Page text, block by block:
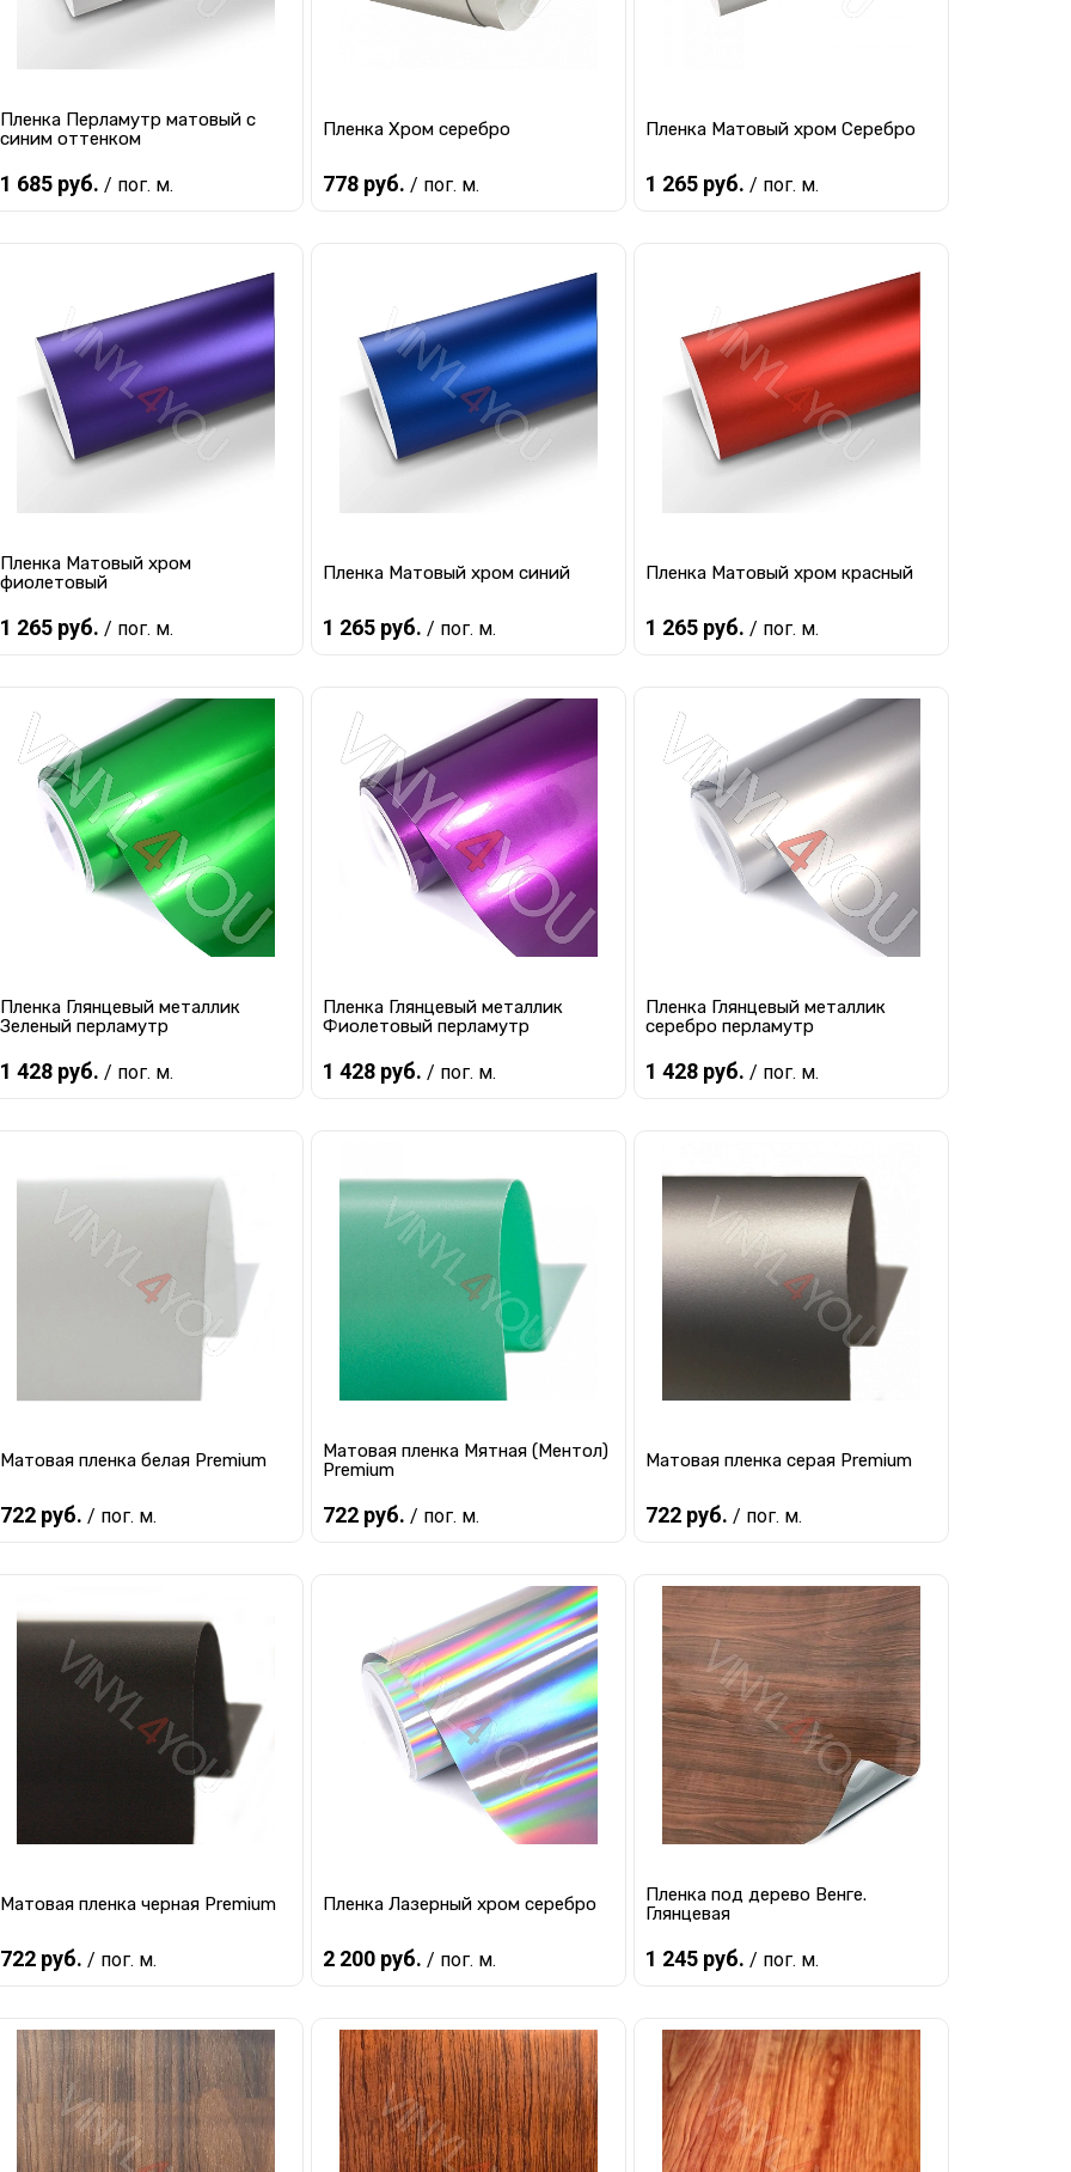
Пленка Перламутр матовый с
синим оттенком
1 685 руб. / пог. м.
Купить в 1 клик К сравнению
В избранное В наличии
Пленка Хром серебро
778 руб. / пог. м.
Купить в 1 клик К сравнению
В избранное В наличии
Пленка Матовый хром Серебро
1 265 руб. / пог. м.
Купить в 1 клик К сравнению
В избранное В наличии
Пленка Матовый хром
фиолетовый
1 265 руб. / пог. м.
В корзину
Купить в 1 клик К сравнению
В избранное В наличии
Пленка Матовый хром синий
1 265 руб. / пог. м.
В корзину
Купить в 1 клик К сравнению
В избранное В наличии
Пленка Матовый хром красный
1 265 руб. / пог. м.
В корзину
Купить в 1 клик К сравнению
В избранное В наличии
Пленка Глянцевый металлик
Зеленый перламутр
1 428 руб. / пог. м.
Купить в 1 клик
В избранное В наличии
Пленка Глянцевый металлик
Фиолетовый перламутр
1 428 руб. / пог. м.
Купить в 1 клик К сравнению
В избранное В наличии
Пленка Глянцевый металлик
серебро перламутр
1 428 руб. / пог. м.
Купить в 1 клик К сравнению
В избранное В наличии
Матовая пленка белая Premium
722 руб. / пог. м.
Купить в 1 клик К сравнению
В избранное В наличии
Матовая пленка Мятная (Ментол)
Premium
722 руб. / пог. м.
В корзину
Купить в 1 клик К сравнению
В избранное В наличии
Матовая пленка серая Premium
722 руб. / пог. м.
В корзину
Купить в 1 клик К сравнению
В избранное В наличии
Матовая пленка черная Premium
722 руб. / пог. м.
В корзину
Купить в 1 клик К сравнению
В избранное В наличии
Пленка Лазерный хром серебро
2 200 руб. / пог. м.
В корзину
Купить в 1 клик К сравнению
В избранное В наличии
Пленка под дерево Венге.
Глянцевая
1 245 руб. / пог. м.
В корзину
Купить в 1 клик К сравнению
В избранное В наличии